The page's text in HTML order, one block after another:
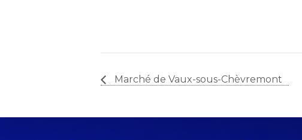
Marché de Vaux-sous-Chèvremont